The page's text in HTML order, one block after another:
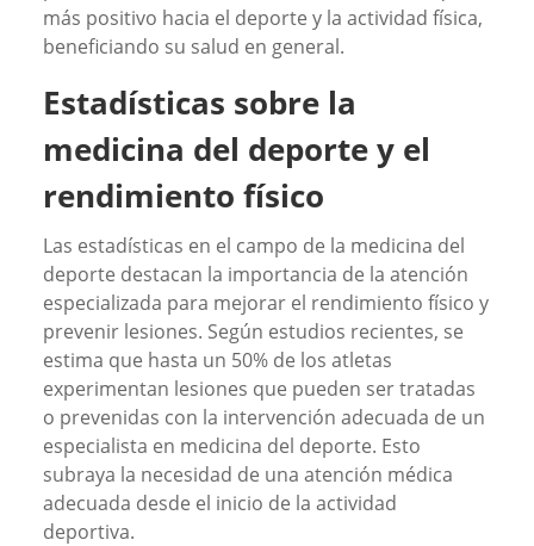
más positivo hacia el deporte y la actividad física,
beneficiando su salud en general.
Estadísticas sobre la
medicina del deporte y el
rendimiento físico
Las estadísticas en el campo de la medicina del
deporte destacan la importancia de la atención
especializada para mejorar el rendimiento físico y
prevenir lesiones. Según estudios recientes, se
estima que hasta un 50% de los atletas
experimentan lesiones que pueden ser tratadas
o prevenidas con la intervención adecuada de un
especialista en medicina del deporte. Esto
subraya la necesidad de una atención médica
adecuada desde el inicio de la actividad
deportiva.